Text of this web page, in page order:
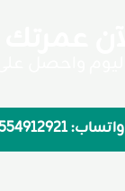
واتساب: 0554912921